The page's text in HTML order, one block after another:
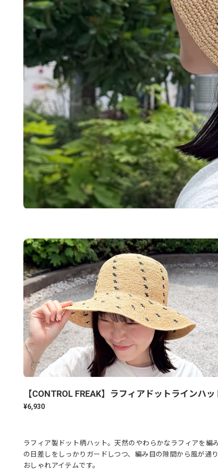
【CONTROL FREAK】ラフィアドットラインハッ
¥6,930
ラフィア製ドット柄ハット。天然のやわらかなラフィアを
の日差しをしっかりガードしつつ、編み目の隙間から風が
おしゃれアイテムです。